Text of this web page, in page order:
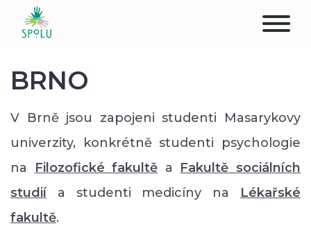
DONATE
PLACES
BRNO
V Brně jsou zapojeni studenti Masarykovy
univerzity, konkrétně studenti psychologie
na
Filozofické fakultě a Fakultě sociálních
studií
a studenti medicíny na
Lékařské
fakultě.